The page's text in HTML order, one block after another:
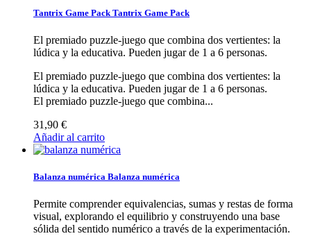
Tantrix Game Pack Tantrix Game Pack
El premiado puzzle-juego que combina dos vertientes: la
lúdica y la educativa. Pueden jugar de 1 a 6 personas.
El premiado puzzle-juego que combina dos vertientes: la
lúdica y la educativa. Pueden jugar de 1 a 6 personas.
El premiado puzzle-juego que combina...
31,90 €
Añadir al carrito
Balanza numérica Balanza numérica
Permite comprender equivalencias, sumas y restas de forma
visual, explorando el equilibrio y construyendo una base
sólida del sentido numérico a través de la experimentación.